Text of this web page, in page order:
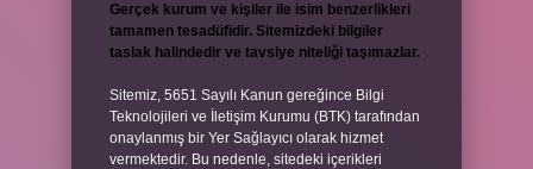
Gerçek kurum ve kişiler ile isim benzerlikleri
tamamen tesadüfidir. Sitemizdeki bilgiler
taslak halindedir ve tavsiye niteliği taşımazlar.
Sitemiz, 5651 Sayılı Kanun gereğince Bilgi
Teknolojileri ve İletişim Kurumu (BTK) tarafından
onaylanmış bir Yer Sağlayıcı olarak hizmet
vermektedir. Bu nedenle, sitedeki içerikleri